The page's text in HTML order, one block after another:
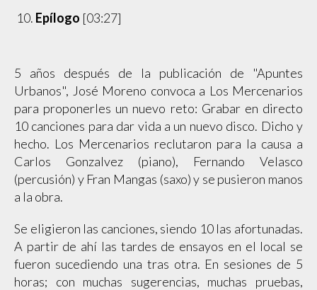
Epílogo [03:27]
5 años después de la publicación de "Apuntes
Urbanos", José Moreno convoca a Los Mercenarios
para proponerles un nuevo reto: Grabar en directo
10 canciones para dar vida a un nuevo disco. Dicho y
hecho. Los Mercenarios reclutaron para la causa a
Carlos Gonzalvez (piano), Fernando Velasco
(percusión) y Fran Mangas (saxo) y se pusieron manos
a la obra.
Se eligieron las canciones, siendo 10 las afortunadas.
A partir de ahí las tardes de ensayos en el local se
fueron sucediendo una tras otra. En sesiones de 5
horas; con muchas sugerencias, muchas pruebas,